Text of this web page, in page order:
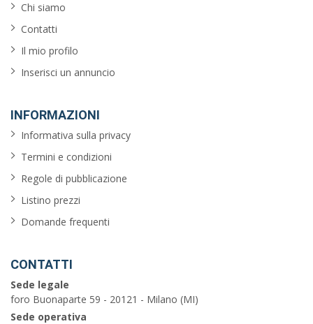
Chi siamo
Contatti
Il mio profilo
Inserisci un annuncio
INFORMAZIONI
Informativa sulla privacy
Termini e condizioni
Regole di pubblicazione
Listino prezzi
Domande frequenti
CONTATTI
Sede legale
foro Buonaparte 59 - 20121 - Milano (MI)
Sede operativa